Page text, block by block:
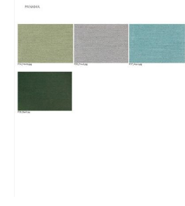
images
gallery